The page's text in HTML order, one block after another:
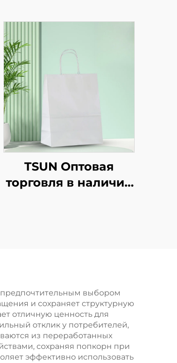
TSUN Оптовая
торговля в наличии
подарочная
упаковка
выбором
и сохраняет структурную
отличную ценность для
отклик у потребителей,
из переработанных
сохраняя попкорн при
эффективно использовать